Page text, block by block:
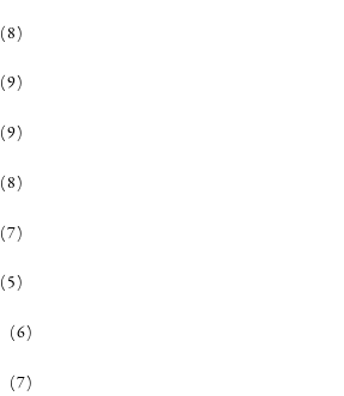
(8)
(9)
(9)
(8)
(7)
(5)
(6)
(7)